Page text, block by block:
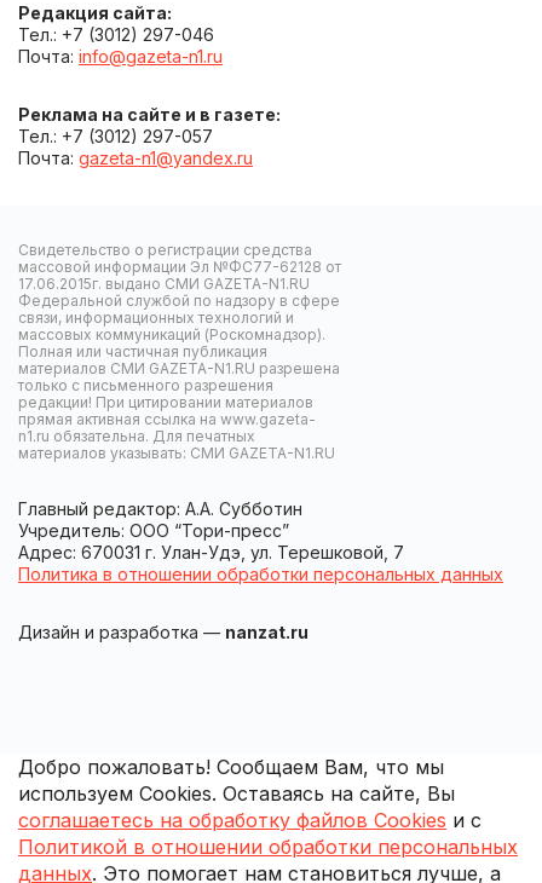
Редакция сайта:
Тел.: +7 (3012) 297-046
Почта: info@gazeta-n1.ru
Реклама на сайте и в газете:
Тел.: +7 (3012) 297-057
Почта: gazeta-n1@yandex.ru
Свидетельство о регистрации средства
массовой информации Эл №ФС77-62128 от
17.06.2015г. выдано СМИ GAZETA-N1.RU
Федеральной службой по надзору в сфере
связи, информационных технологий и
массовых коммуникаций (Роскомнадзор).
Полная или частичная публикация
материалов СМИ GAZETA-N1.RU разрешена
только с письменного разрешения
редакции! При цитировании материалов
прямая активная ссылка на www.gazeta-
n1.ru обязательна. Для печатных
материалов указывать: СМИ GAZETA-N1.RU
Главный редактор: А.А. Субботин
Учредитель: ООО “Тори-пресс”
Адрес: 670031 г. Улан-Удэ, ул. Терешковой, 7
Политика в отношении обработки персональных данных
Дизайн и разработка — nanzat.ru
Добро пожаловать! Сообщаем Вам, что мы
используем Cookies. Оставаясь на сайте, Вы
соглашаетесь на обработку файлов Cookies и с
Политикой в отношении обработки персональных
данных. Это помогает нам становиться лучше, а